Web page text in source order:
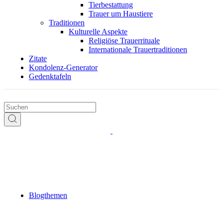
Tierbestattung
Trauer um Haustiere
Traditionen
Kulturelle Aspekte
Religiöse Trauerrituale
Internationale Trauertraditionen
Zitate
Kondolenz-Generator
Gedenktafeln
Blogthemen